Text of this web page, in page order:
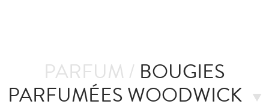
PARFUM / BOUGIES
PARFUMÉES WOODWICK